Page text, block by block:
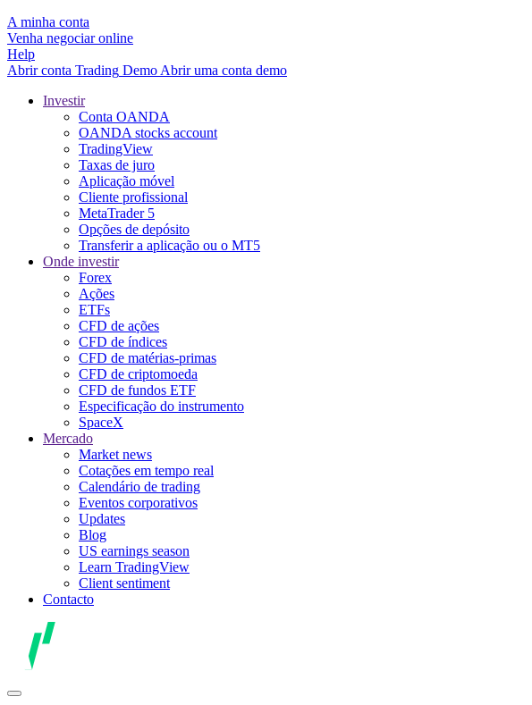
A minha conta
Venha negociar online
Help
Abrir conta Trading Demo Abrir uma conta demo
Investir
Conta OANDA
OANDA stocks account
TradingView
Taxas de juro
Aplicação móvel
Cliente profissional
MetaTrader 5
Opções de depósito
Transferir a aplicação ou o MT5
Onde investir
Forex
Ações
ETFs
CFD de ações
CFD de índices
CFD de matérias-primas
CFD de criptomoeda
CFD de fundos ETF
Especificação do instrumento
SpaceX
Mercado
Market news
Cotações em tempo real
Calendário de trading
Eventos corporativos
Updates
Blog
US earnings season
Learn TradingView
Client sentiment
Contacto